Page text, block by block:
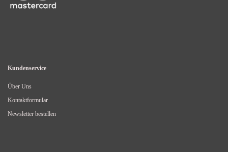
Kundenservice
Über Uns
Kontaktformular
Newsletter bestellen